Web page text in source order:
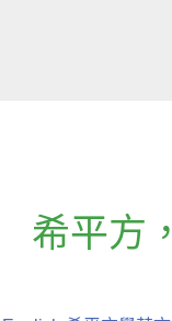
希平方 ，